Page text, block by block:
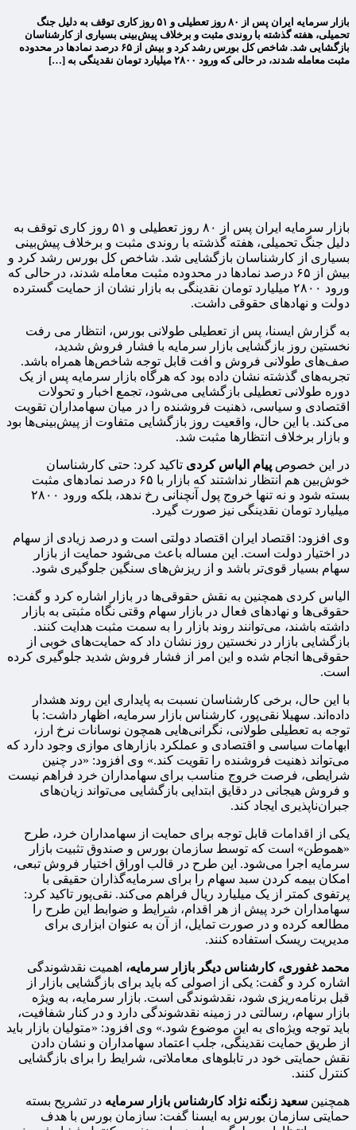
بازار سرمایه ایران پس از ۸۰ روز تعطیلی و ۵۱ روز کاری توقف به دلیل جنگ
تحمیلی، هفته گذشته با روندی مثبت و برخلاف پیش‌بینی بسیاری از کارشناسان
بازگشایی شد. شاخص کل بورس رشد کرد و بیش از ۶۵ درصد نمادها در محدوده
مثبت معامله شدند، در حالی که ورود ۲۸۰۰ میلیارد تومان نقدینگی به […]
بازار سرمایه ایران پس از ۸۰ روز تعطیلی و ۵۱ روز کاری توقف به
دلیل جنگ تحمیلی، هفته گذشته با روندی مثبت و برخلاف پیش‌بینی
بسیاری از کارشناسان بازگشایی شد. شاخص کل بورس رشد کرد و
بیش از ۶۵ درصد نمادها در محدوده مثبت معامله شدند، در حالی که
ورود ۲۸۰۰ میلیارد تومان نقدینگی به بازار نشان از حمایت گسترده
دولت و نهادهای حقوقی داشت.
به گزارش ایسنا، پس از تعطیلی طولانی بورس، انتظار می ‌رفت
نخستین روز بازگشایی بازار سرمایه با فشار فروش شدید،
صف‌های طولانی فروش و افت قابل توجه شاخص‌ها همراه باشد.
تجربه‌های گذشته نشان داده بود که هرگاه بازار سرمایه پس از یک
دوره طولانی تعطیلی بازگشایی می‌شود، تجمع اخبار و تحولات
اقتصادی و سیاسی، ذهنیت فروشنده را در میان سهامداران تقویت
می‌کند. با این حال، واقعیت روز بازگشایی متفاوت از پیش‌بینی‌ها بود
و بازار برخلاف انتظارها مثبت شد.
در این خصوص پیام الیاس کردی تاکید کرد: حتی کارشناسان
خوش‌بین هم انتظار نداشتند که بازار با ۶۵ درصد نمادهای مثبت
بسته شود و نه تنها خروج پول آنچنانی رخ ندهد، بلکه ورود ۲۸۰۰
میلیارد تومان نقدینگی نیز صورت گیرد.
وی افزود: اقتصاد ایران اقتصاد دولتی است و درصد زیادی از سهام
در اختیار دولت است. این مساله باعث می‌شود حمایت از بازار
سهام بسیار قوی‌تر باشد و از ریزش‌های سنگین جلوگیری شود.
الیاس کردی همچنین به نقش حقوقی‌ها در بازار اشاره کرد و گفت:
حقوقی‌ها و نهادهای فعال در بازار سهام وقتی نگاه مثبتی به بازار
داشته باشند، می‌توانند روند بازار را به سمت مثبت هدایت کنند.
بازگشایی بازار در نخستین روز نشان داد که حمایت‌های خوبی از
حقوقی‌ها انجام شده و این امر از فشار فروش شدید جلوگیری کرده
است.
با این حال، برخی کارشناسان نسبت به پایداری این روند هشدار
داده‌اند. سهیلا نقی‌پور، کارشناس بازار سرمایه، اظهار داشت: با
توجه به تعطیلی طولانی، نگرانی‌هایی همچون نوسانات نرخ ارز،
ابهامات سیاسی و اقتصادی و عملکرد بازارهای موازی وجود دارد که
می‌تواند ذهنیت فروشنده را تقویت کند.» وی افزود: «در چنین
شرایطی، فرصت خروج مناسب برای سهامداران خرد فراهم نیست
و فروش هیجانی در دقایق ابتدایی بازگشایی می‌تواند زیان‌های
جبران‌ناپذیری ایجاد کند.
یکی از اقدامات قابل توجه برای حمایت از سهامداران خرد، طرح
«هموطن» است که توسط سازمان بورس و صندوق تثبیت بازار
سرمایه اجرا می‌شود. این طرح در قالب اوراق اختیار فروش تبعی،
امکان بیمه کردن سبد سهام را برای سرمایه‌گذاران حقیقی با
پرتفوی کمتر از یک میلیارد ریال فراهم می‌کند. نقی‌پور تاکید کرد:
سهامداران خرد پیش از هر اقدام، شرایط و ضوابط این طرح را
مطالعه کرده و در صورت تمایل، از آن به عنوان ابزاری برای
مدیریت ریسک استفاده کنند.
محمد غفوری، کارشناس دیگر بازار سرمایه، اهمیت نقدشوندگی
اشاره کرد و گفت: یکی از اصولی که باید برای بازگشایی بازار از
قبل برنامه‌ریزی شود، نقدشوندگی است. بازار سرمایه، به ویژه
بازار سهام، رسالتی در زمینه نقدشوندگی دارد و در کنار شفافیت،
باید توجه ویژه‌ای به این موضوع شود.» وی افزود: «متولیان بازار باید
از طریق حمایت نقدینگی، جلب اعتماد سهامداران و نشان دادن
نقش حمایتی خود در تابلوهای معاملاتی، شرایط را برای بازگشایی
کنترل کنند.
همچنین سعید زنگنه ‌نژاد کارشناس بازار سرمایه در تشریح بسته
حمایتی سازمان بورس به ایسنا گفت: سازمان بورس با هدف